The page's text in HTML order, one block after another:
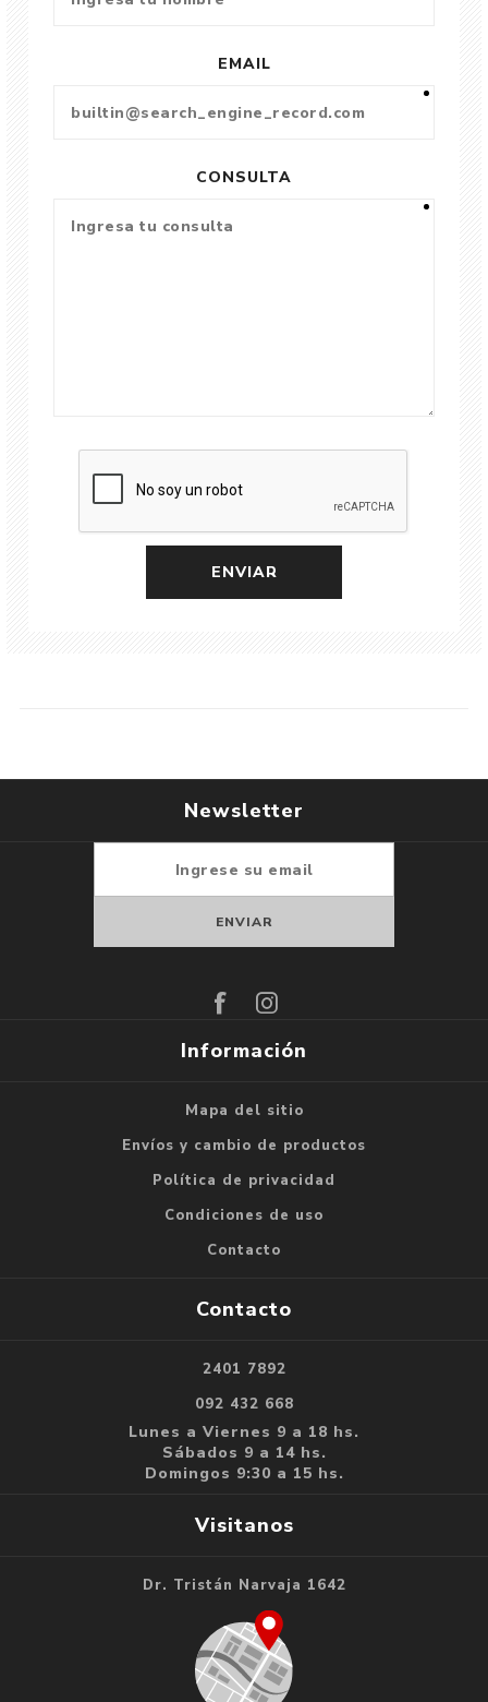
EMAIL
CONSULTA
Newsletter
Información
Mapa del sitio
Envíos y cambio de productos
Política de privacidad
Condiciones de uso
Contacto
Contacto
2401 7892
092 432 668
Lunes a Viernes 9 a 18 hs.
Sábados 9 a 14 hs.
Domingos 9:30 a 15 hs.
Visitanos
Dr. Tristán Narvaja 1642